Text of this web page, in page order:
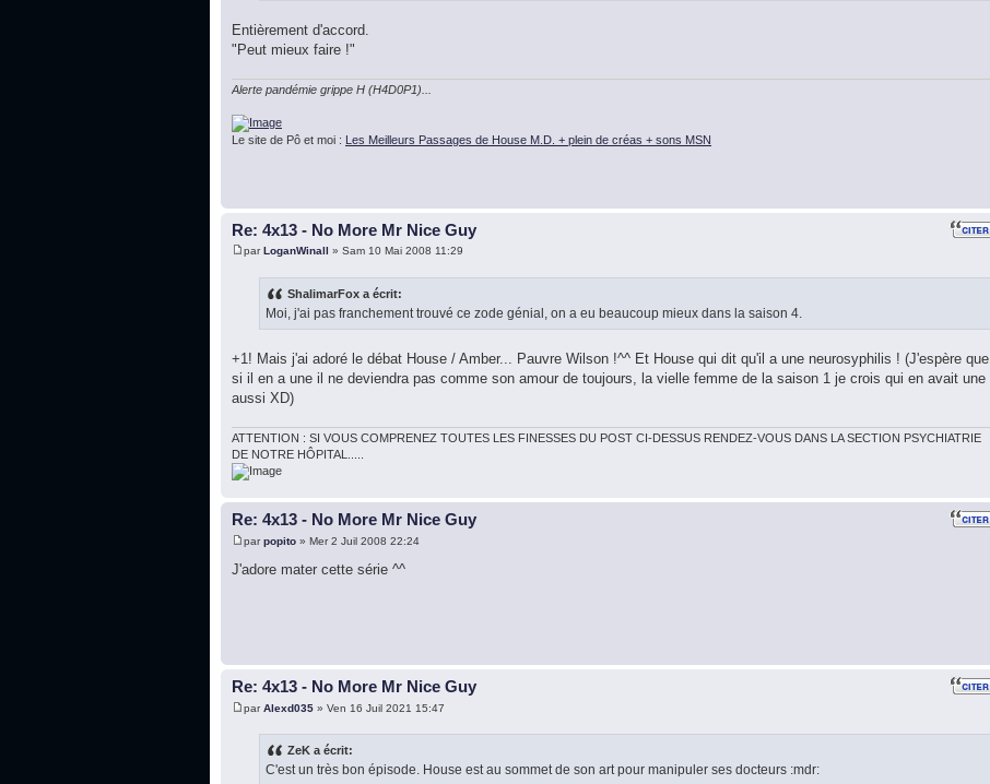
Entièrement d'accord.
"Peut mieux faire !"
Alerte pandémie grippe H (H4D0P1)...
Le site de Pô et moi : Les Meilleurs Passages de House M.D. + plein de créas + sons MSN
Re: 4x13 - No More Mr Nice Guy
par LoganWinall » Sam 10 Mai 2008 11:29
ShalimarFox a écrit:
Moi, j'ai pas franchement trouvé ce zode génial, on a eu beaucoup mieux dans la saison 4.
+1! Mais j'ai adoré le débat House / Amber... Pauvre Wilson !^^ Et House qui dit qu'il a une neurosyphilis ! (J'espère que
si il en a une il ne deviendra pas comme son amour de toujours, la vielle femme de la saison 1 je crois qui en avait une
aussi XD)
ATTENTION : SI VOUS COMPRENEZ TOUTES LES FINESSES DU POST CI-DESSUS RENDEZ-VOUS DANS LA SECTION PSYCHIATRIE
DE NOTRE HÔPITAL.....
Re: 4x13 - No More Mr Nice Guy
parpopito » Mer 2 Juil 2008 22:24
J'adore mater cette série ^^
Re: 4x13 - No More Mr Nice Guy
parAlexd035 » Ven 16 Juil 2021 15:47
ZeK a écrit:
C'est un très bon épisode. House est au sommet de son art pour manipuler ses docteurs :mdr: